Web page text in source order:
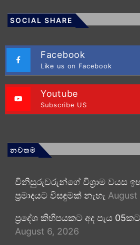
SOCIAL SHARE
Facebook
Like us on Facebook
Youtube
Subscribe US
නවතම
විනිසුරුවරුන්ගේ විශ්‍රාම වයස
ප්‍රමාදයට විසඳුමක් නැහැ August
ප්‍රදේශ කිහිපයකට අද පැය
August 6, 2026